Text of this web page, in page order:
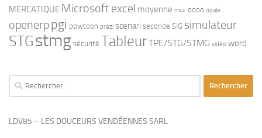
MERCATIQUE Microsoft excel moyenne muc odoo opale
openerppgi powtoon prezi scenari seconde SIG simulateur
STGstmg sécurité TableurTPE/STG/STMG vidéo word
Rechercher :
LDV85 – LES DOUCEURS VENDÉENNES SARL